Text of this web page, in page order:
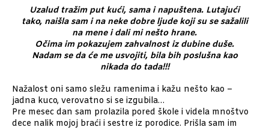
Uzalud tražim put kući, sama i napuštena. Lutajući
tako, naišla sam i na neke dobre ljude koji su se sažalili
na mene i dali mi nešto hrane.
Očima im pokazujem zahvalnost iz dubine duše.
Nadam se da će me usvojiti, bila bih poslušna kao
nikada do tada!!!
Nažalost oni samo sležu ramenima i kažu nešto kao –
jadna kuco, verovatno si se izgubila…
Pre mesec dan sam prolazila pored škole i videla mnoštvo
dece nalik mojoj braći i sestre iz porodice. Prišla sam im